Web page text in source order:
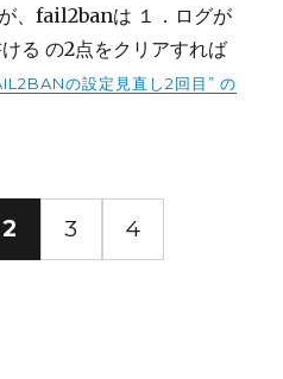
、fail2banは １．ログが
る の2点をクリアすれば
の設定見直し2回目” の
2 3 4